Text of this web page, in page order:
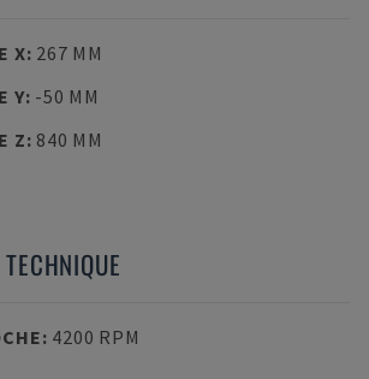
X: 267 MM
Y: -50 MM
Z: 840 MM
: 4200 RPM